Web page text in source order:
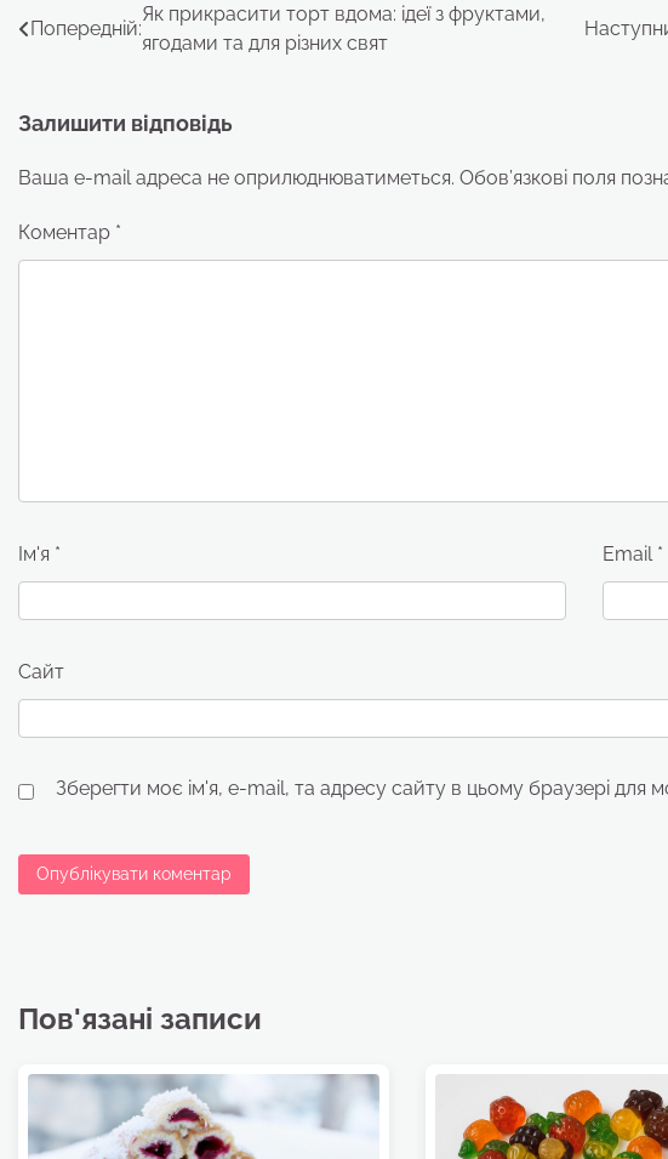
Навігація
Попередній:
Як прикрасити торт вдома: ідеї з фруктами,
ягодами та для різних свят
Залишити відповідь
Ваша e-mail адреса не оприлюднюватиметься. Обов’язкові поля
Коментар *
Ім'я * Email *
Сайт
Зберегти моє ім'я, e-mail, та адресу сайту в цьому браузері для
Пов'язані записи